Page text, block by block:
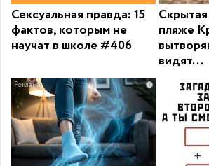
Сексуальная правда: 15
фактов, которым не
научат в школе #406
пляже
видят...
i